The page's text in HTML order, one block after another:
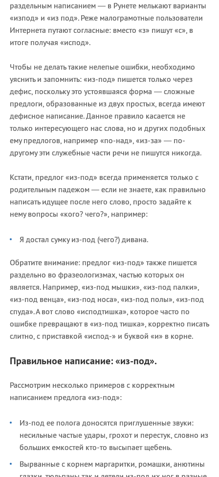
раздельным написанием — в Рунете мелькают варианты
«изпод» и «из под». Реже малограмотные пользователи
Интернета путают согласные: вместо «з» пишут «с», в
итоге получая «испод».
Чтобы не делать такие нелепые ошибки, необходимо
уяснить и запомнить: «из-под» пишется только через
дефис, поскольку это устоявшаяся форма — сложные
предлоги, образованные из двух простых, всегда имеют
дефисное написание. Данное правило касается не
только интересующего нас слова, но и других подобных
ему предлогов, например «по-над», «из-за» — по-
другому эти служебные части речи не пишутся никогда.
Кстати, предлог «из-под» всегда применяется только с
родительным падежом — если не знаете, как правильно
написать идущее после него слово, просто задайте к
нему вопросы «кого? чего?», например:
Я достал сумку из-под (чего?) дивана.
Обратите внимание: предлог «из-под» также пишется
раздельно во фразеологизмах, частью которых он
является. Например, «из-под мышки», «из-под палки»,
«из-под венца», «из-под носа», «из-под полы», «из-под
спуда». А вот слово «исподтишка», которое часто по
ошибке превращают в «из-под тишка», корректно писать
слитно, с приставкой «испод-» и буквой «и» в корне.
Правильное написание: «из-под».
Рассмотрим несколько примеров с корректным
написанием предлога «из-под»:
Из-под ее полога доносятся приглушенные звуки:
несильные частые удары, грохот и перестук, словно из
больших емкостей кто-то высыпает щебень.
Вырванные с корнем маргаритки, ромашки, анютины